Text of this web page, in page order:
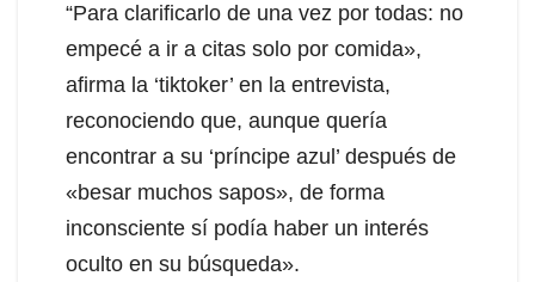
“Para clarificarlo de una vez por todas: no
empecé a ir a citas solo por comida»,
afirma la ‘tiktoker’ en la entrevista,
reconociendo que, aunque quería
encontrar a su ‘príncipe azul’ después de
«besar muchos sapos», de forma
inconsciente sí podía haber un interés
oculto en su búsqueda».